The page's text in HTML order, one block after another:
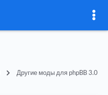
Другие моды для phpBB 3.0